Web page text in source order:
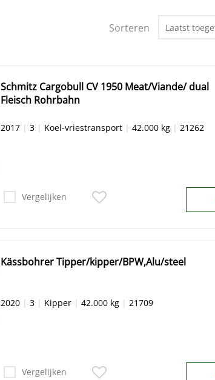
Sorteren Laatst
Schmitz Cargobull CV 1950 Meat/Viande/ dual
Fleisch Rohrbahn
2017| 3| Koel-vriestransport| 42.000 kg| 21262
Vergelijken
Kässbohrer Tipper/kipper/BPW,Alu/steel
2020| 3| Kipper| 42.000 kg| 21709
Vergelijken